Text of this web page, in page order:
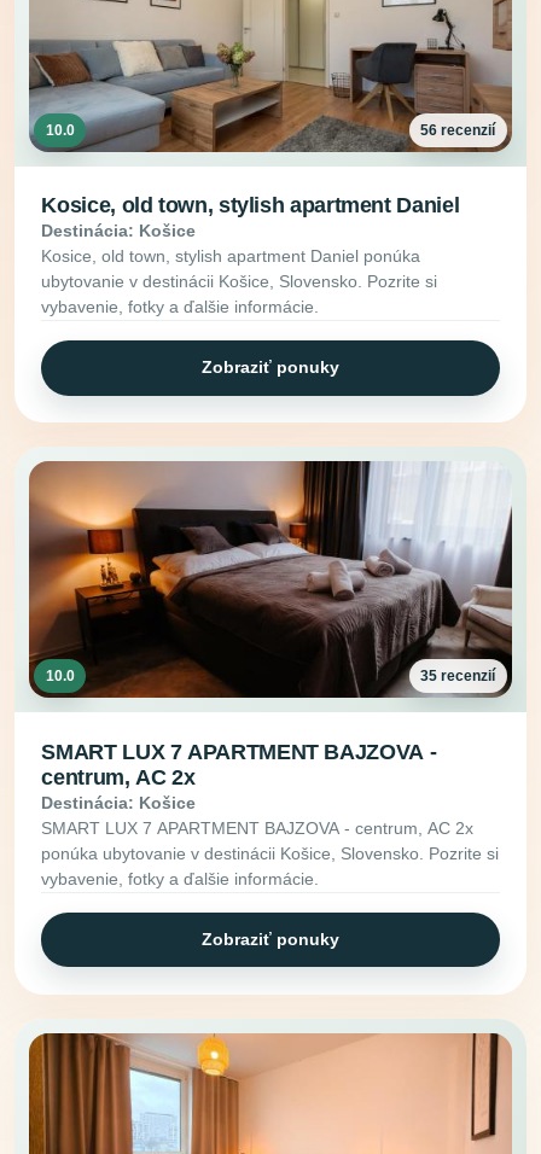
10.0 56 recenzií
Kosice, old town, stylish apartment Daniel
Destinácia: Košice
Kosice, old town, stylish apartment Daniel ponúka
ubytovanie v destinácii Košice, Slovensko. Pozrite si
vybavenie, fotky a ďalšie informácie.
Zobraziť ponuky
10.0 35 recenzií
SMART LUX 7 APARTMENT BAJZOVA -
centrum, AC 2x
Destinácia: Košice
SMART LUX 7 APARTMENT BAJZOVA - centrum, AC 2x
ponúka ubytovanie v destinácii Košice, Slovensko. Pozrite si
vybavenie, fotky a ďalšie informácie.
Zobraziť ponuky